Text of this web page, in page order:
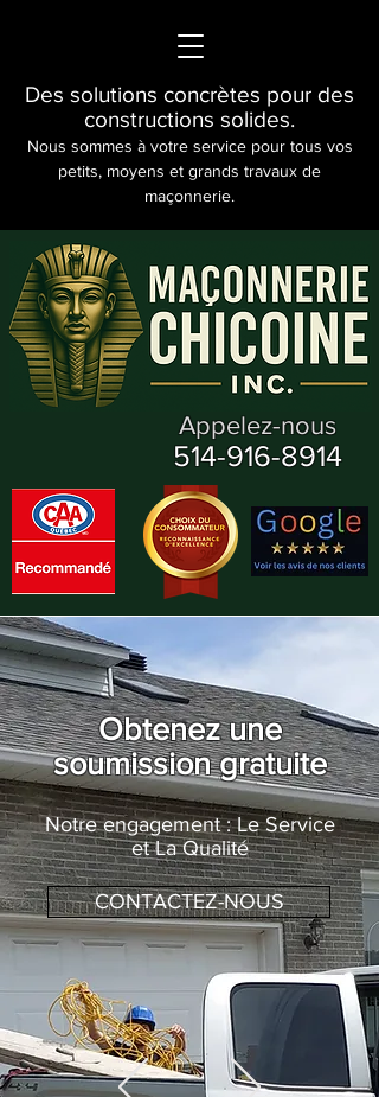
Des solutions concrètes pour des
constructions solides.
Nous sommes à votre service pour tous vos
petits, moyens et grands travaux de
maçonnerie.
Appelez-nous
514-916-8914
Obtenez une
soumission gratuite
Notre engagement : Le Service
et La Qualité
CONTACTEZ-NOUS